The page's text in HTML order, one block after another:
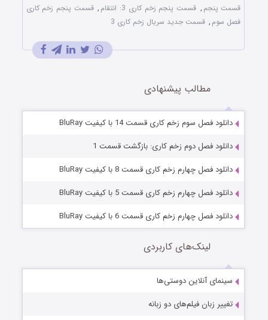
قسمت پنجم , قسمت پنجم زخم کاری 3: انتقام , قسمت پنجم زخم کاری
فصل سوم , قسمت جدید سریال زخم کاری 3
مطالب پیشنهادی
دانلود فصل سوم زخم کاری قسمت 14 با کیفیت BluRay
دانلود فصل دوم زخم کاری: بازگشت قسمت 1
دانلود فصل چهارم زخم کاری قسمت 8 با کیفیت BluRay
دانلود فصل چهارم زخم کاری قسمت 5 با کیفیت BluRay
دانلود فصل چهارم زخم کاری قسمت 6 با کیفیت BluRay
لینک‌های کاربردی
سینمای آنلاین دوستی‌ها
تغییر زبان فیلم‌های دو زبانه